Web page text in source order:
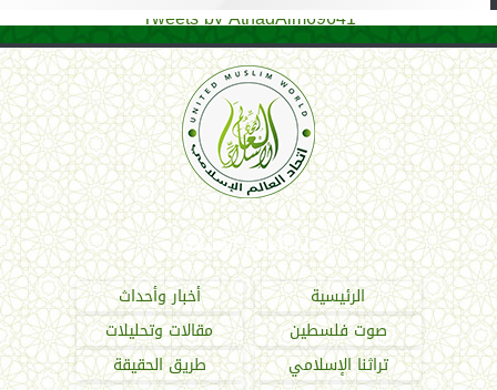
Tweets by AthadAlm69641
اتحاد العالم الإسلامي
الرئيسية
أخبار وأحداث
صوت فلسطين
مقالات وتحليلات
تراثنا الإسلامي
طريق الحقيقة